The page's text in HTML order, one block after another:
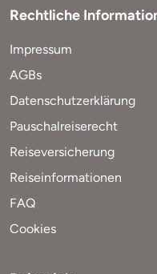
Rechtliche
Impressum
AGBs
Datenschutzerklärung
Pauschalreiserecht
Reiseversicherung
Reiseinformationen
FAQ
Cookies